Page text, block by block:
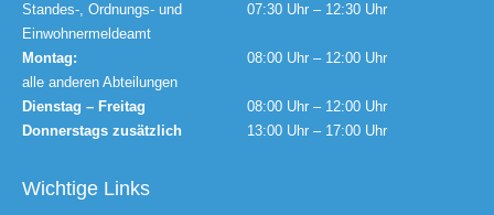
Standes-, Ordnungs- und
Einwohnermeldeamt
07:30 Uhr – 12:30 Uhr
Montag:
alle anderen Abteilungen
08:00 Uhr – 12:00 Uhr
Dienstag – Freitag
08:00 Uhr – 12:00 Uhr
Donnerstags zusätzlich
13:00 Uhr – 17:00 Uhr
Wichtige Links